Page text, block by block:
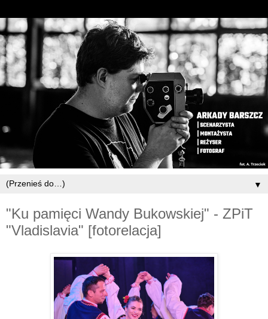
▼
"Ku pamięci Wandy Bukowskiej" - ZPiT
"Vladislavia" [fotorelacja]